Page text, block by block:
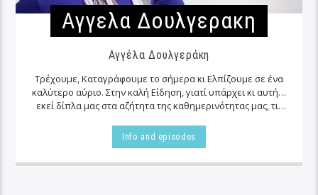
Αγγελα Δουλγερακη
Αγγέλα Δουλγεράκη
Τρέχουμε, Καταγράφουμε το σήμερα κι Ελπίζουμε σε ένα
καλύτερο αύριο. Στην καλή Είδηση, γιατί υπάρχει κι αυτή…
εκεί δίπλα μας στα αζήτητα της καθημερινότητας μας, τις
Info and episodes